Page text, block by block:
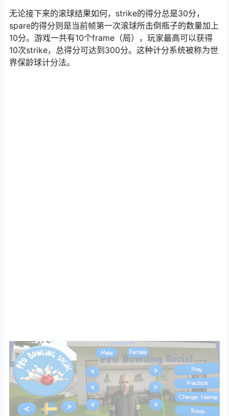
无论接下来的滚球结果如何，strike的得分总是30分，
spare的得分则是当前帧第一次滚球所击倒瓶子的数量加上
10分。游戏一共有10个frame（局），玩家最高可以获得
10次strike，总得分可达到300分。这种计分系统被称为世
界保龄球计分法。